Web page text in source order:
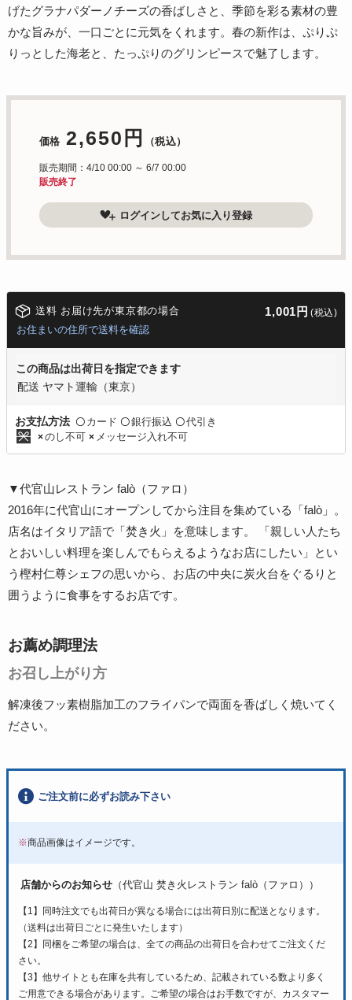
げたグラナパダーノチーズの香ばしさと、季節を彩る素材の豊
かな旨みが、一口ごとに元気をくれます。春の新作は、ぷりぷ
りっとした海老と、たっぷりのグリンピースで魅了します。
価格 2,650円 （税込）
販売期間：4/10 00:00 ～ 6/7 00:00
販売終了
ログインしてお気に入り登録
送料 お届け先が東京都の場合 1,001円 (税込)
お住まいの住所で送料を確認
この商品は出荷日を指定できます
配送 ヤマト運輸（東京）
お支払方法 〇 カード 〇銀行振込 〇代引き
×のし不可 × メッセージ入れ不可
▼代官山レストラン falò（ファロ）
2016年に代官山にオープンしてから注目を集めている「falò」。
店名はイタリア語で「焚き火」を意味します。 「親しい人たち
とおいしい料理を楽しんでもらえるようなお店にしたい」とい
う樫村仁尊シェフの思いから、お店の中央に炭火台をぐるりと
囲うように食事をするお店です。
お薦め調理法
お召し上がり方
解凍後フッ素樹脂加工のフライパンで両面を香ばしく焼いてく
ださい。
ご注文前に必ずお読み下さい
※商品画像はイメージです。
店舗からのお知らせ （代官山 焚き火レストラン falò（ファロ））
【1】同時注文でも出荷日が異なる場合には出荷日別に配送となります。
（送料は出荷日ごとに発生いたします）
【2】同梱をご希望の場合は、全ての商品の出荷日を合わせてご注文くだ
さい。
【3】他サイトとも在庫を共有しているため、記載されている数より多く
ご用意できる場合があります。ご希望の場合はお手数ですが、カスタマー